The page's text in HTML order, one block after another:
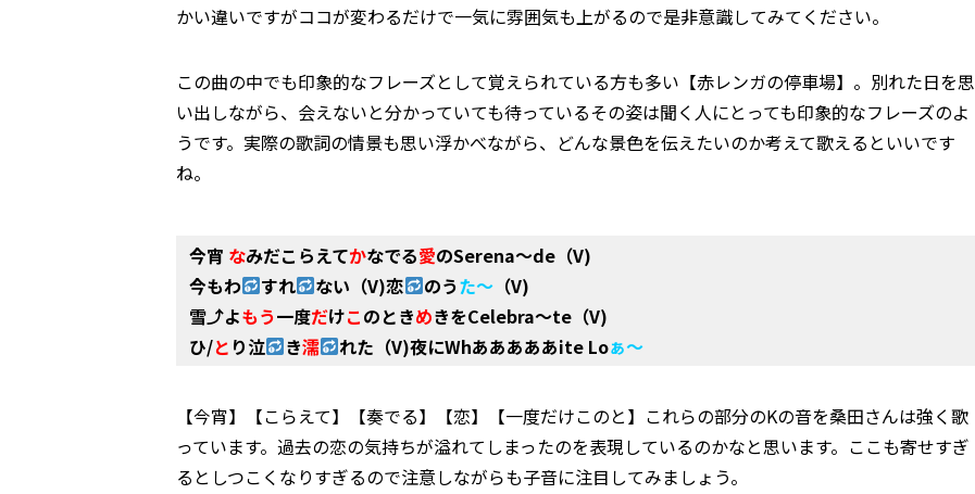
かい違いですがココが変わるだけで一気に雰囲気も上がるので是非意識してみてください。
この曲の中でも印象的なフレーズとして覚えられている方も多い【赤レンガの停車場】。別れた日を思
い出しながら、会えないと分かっていても待っているその姿は聞く人にとっても印象的なフレーズのよ
うです。実際の歌詞の情景も思い浮かべながら、どんな景色を伝えたいのか考えて歌えるといいです
ね。
今宵 なみだこらえてかなでる愛のSerena～de（V)
今もわ
すれ ない（V)恋 のうた～（V)
雪⤴よもう一度だけこのときめきをCelebra～te（V)
ひ/と り泣 き濡 れた（V)夜にWhあああああite Loぁ～
【今宵】【こらえて】【奏でる】【恋】【一度だけこのと】これらの部分のKの音を桑田さんは強く歌
っています。過去の恋の気持ちが溢れてしまったのを表現しているのかなと思います。ここも寄せすぎ
るとしつこくなりすぎるので注意しながらも子音に注目してみましょう。